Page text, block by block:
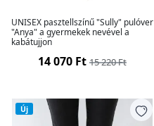
UNISEX pasztellszínű "Sully" pulóver
"Anya" a gyermekek nevével a
kabátujjon
14 070 Ft 15 220 Ft
Új